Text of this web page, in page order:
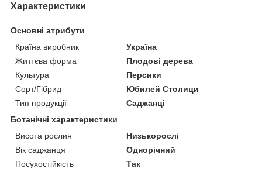
Характеристики
Основні атрибути
Країна виробник
Україна
Життєва форма
Плодові дерева
Культура
Персики
Сорт/Гібрид
Юбилей Столици
Тип продукції
Саджанці
Ботанічні характеристики
Висота рослин
Низькорослі
Вік саджанця
Однорічний
Посухостійкість
Так